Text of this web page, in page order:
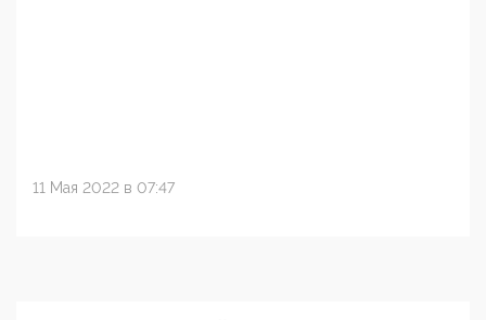
11 Мая 2022 в 07:47